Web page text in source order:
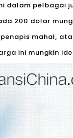
dalam pelbagai
200 dolar
mahal,
ini mungkin